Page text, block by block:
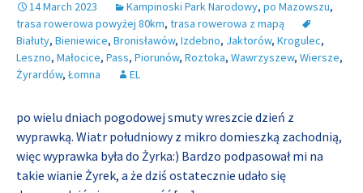
14 March 2023 Kampinoski Park Narodowy, po Mazowszu,
trasa rowerowa powyżej 80km, trasa rowerowa z mapą
Białuty, Bieniewice, Bronisławów, Izdebno, Jaktorów, Krogulec,
Leszno, Małocice, Pass, Piorunów, Roztoka, Wawrzyszew, Wiersze,
Żyrardów, Łomna EL
po wielu dniach pogodowej smuty wreszcie dzień z
wyprawką. Wiatr południowy z mikro domieszką zachodnią,
więc wyprawka była do Żyrka:) Bardzo podpasował mi na
takie wianie Żyrek, a że dziś ostatecznie udało się